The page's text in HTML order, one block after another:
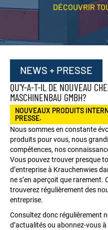
DÉCOUVRIR
NEWS + PRESSE
QU'Y-A-T-IL DE NOUVEAU
MASCHINENBAU GMBH?
NOUVEAUX PRODUITS
PRESSE.
Nous sommes en constante
produits pour vous, nous
compétences, nos
Vous pouvez trouver presque
d’entreprise à Krauchenwies
ne s’en aperçoit que rarement.
trouverez régulièrement des
entreprise.
Consultez donc régulièrement
d’actualités ou abonnez-vous